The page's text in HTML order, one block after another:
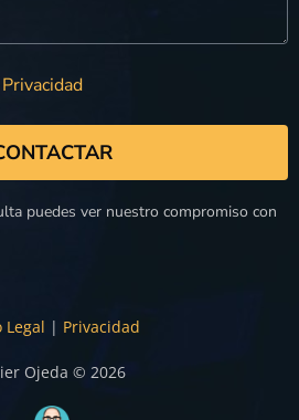
puedes ver nuestro compromiso con
Legal | Privacidad
Ojeda © 2026